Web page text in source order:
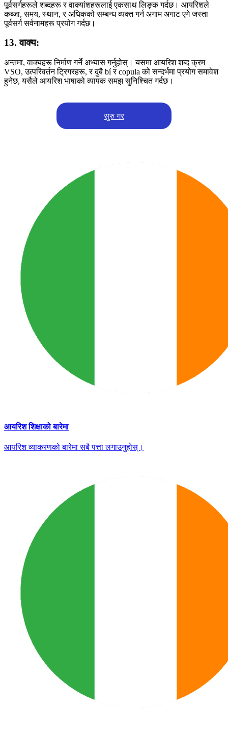
पूर्वसर्गहरूले शब्दहरू र वाक्यांशहरूलाई एकसाथ लिङ्क गर्दछ। आयरिशले
कब्जा, समय, स्थान, र अधिकको सम्बन्ध व्यक्त गर्न अगाम अगाट एगे जस्ता
पूर्वसर्ग सर्वनामहरू प्रयोग गर्दछ।
13. वाक्य:
अन्तमा, वाक्यहरू निर्माण गर्ने अभ्यास गर्नुहोस्। यसमा आयरिश शब्द क्रम
VSO, उत्परिवर्तन ट्रिगरहरू, र दुबै bí र copula को सन्दर्भमा प्रयोग समावेश
हुनेछ, यसैले आयरिश भाषाको व्यापक समझ सुनिश्चित गर्दछ।
सुरु गर
आयरिश शिक्षाको बारेमा
आयरिश व्याकरणको बारेमा सबै पत्ता लगाउनुहोस्।